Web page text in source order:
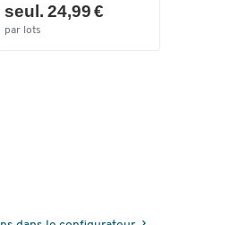
seul. 24,99 €
par lots